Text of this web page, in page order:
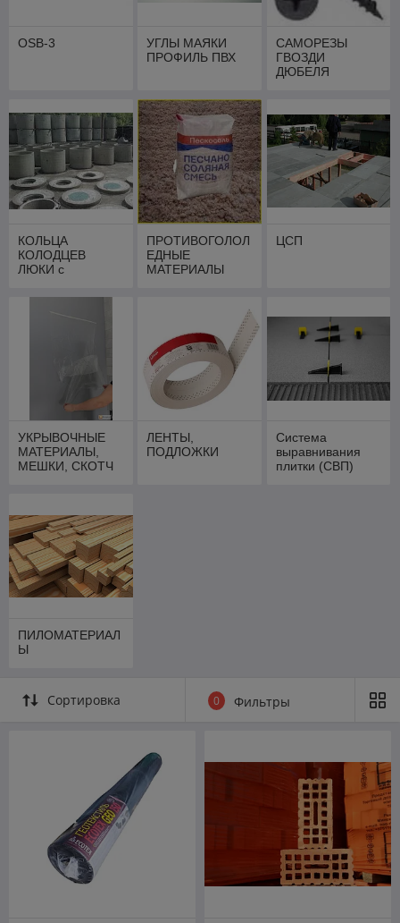
ОSB-3
УГЛЫ МАЯКИ
ПРОФИЛЬ ПВХ
САМОРЕЗЫ
ГВОЗДИ
ДЮБЕЛЯ
КОЛЬЦА
КОЛОДЦЕВ
ЛЮКИ с
ПРОТИВОГОЛОЛ
ЕДНЫЕ
МАТЕРИАЛЫ
ЦСП
УКРЫВОЧНЫЕ
МАТЕРИАЛЫ,
МЕШКИ, СКОТЧ
ЛЕНТЫ,
ПОДЛОЖКИ
Система
выравнивания
плитки (СВП)
ПИЛОМАТЕРИАЛ
Ы
Сортировка 0 Фильтры